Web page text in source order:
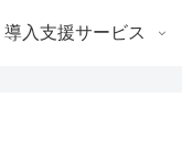
導入支援サービス